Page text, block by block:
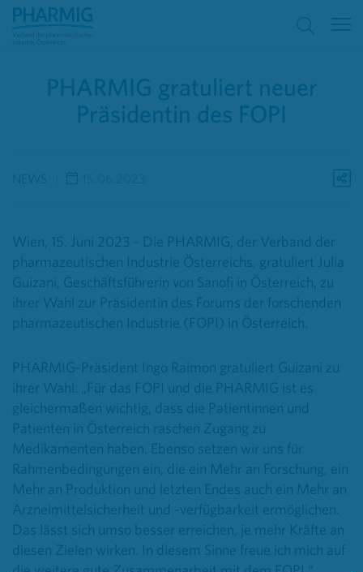
PHARMIG gratuliert neuer
Präsidentin des FOPI
NEWS
Wien, 15. Juni 2023 – Di e PHARMIG, der Verband der
pharmazeutischen Industrie Österreichs, gratuliert Julia
Guizani, Geschäftsführerin von Sanofi in Österreich, zu
ihrer Wahl zur Präsidentin des Forums der forschenden
pharmazeutischen Industrie (FOPI) in Österreich.
PHARMIG-Präsident Ingo Raimon gratuliert Guizani zu
ihrer Wahl: „Für das FOPI und die PHARMIG ist es
gleichermaßen wichtig, dass die Patientinnen und
Patienten in Österreich raschen Zugang zu
Medikamenten haben. Ebenso setzen wir uns für
Rahmenbedingungen ein, die ein Mehr an Forschung, ein
Mehr an Produktion und letzten Endes auch ein Mehr an
Arzneimittelsicherheit und -verfügbarkeit ermöglichen.
Das lässt sich umso besser erreichen, je mehr Kräfte an
diesen Zielen wirken. In diesem Sinne freue ich mich auf